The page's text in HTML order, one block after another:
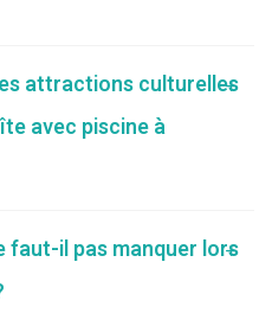
attractions culturelles
avec piscine à
faut-il pas manquer lors